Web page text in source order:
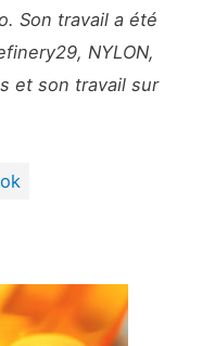
Son travail a été
NYLON,
et son travail sur